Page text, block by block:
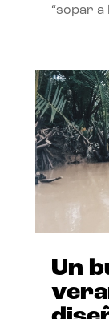
“sopar a
Un